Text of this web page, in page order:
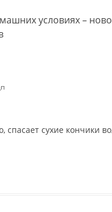
условиях –
спасает сухие кончики